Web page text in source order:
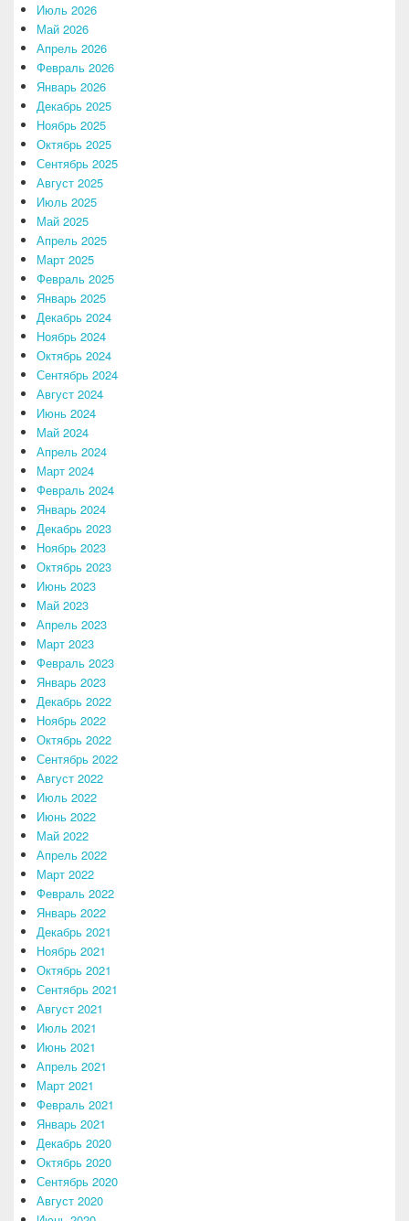
Июль 2026
Май 2026
Апрель 2026
Февраль 2026
Январь 2026
Декабрь 2025
Ноябрь 2025
Октябрь 2025
Сентябрь 2025
Август 2025
Июль 2025
Май 2025
Апрель 2025
Март 2025
Февраль 2025
Январь 2025
Декабрь 2024
Ноябрь 2024
Октябрь 2024
Сентябрь 2024
Август 2024
Июнь 2024
Май 2024
Апрель 2024
Март 2024
Февраль 2024
Январь 2024
Декабрь 2023
Ноябрь 2023
Октябрь 2023
Июнь 2023
Май 2023
Апрель 2023
Март 2023
Февраль 2023
Январь 2023
Декабрь 2022
Ноябрь 2022
Октябрь 2022
Сентябрь 2022
Август 2022
Июль 2022
Июнь 2022
Май 2022
Апрель 2022
Март 2022
Февраль 2022
Январь 2022
Декабрь 2021
Ноябрь 2021
Октябрь 2021
Сентябрь 2021
Август 2021
Июль 2021
Июнь 2021
Апрель 2021
Март 2021
Февраль 2021
Январь 2021
Декабрь 2020
Октябрь 2020
Сентябрь 2020
Август 2020